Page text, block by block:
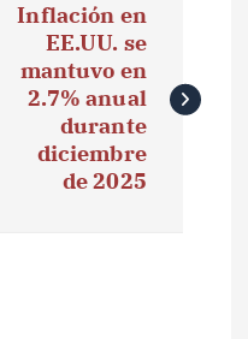
Inflación en
EE.UU. se
mantuvo en
2.7% anual
durante
diciembre
de 2025